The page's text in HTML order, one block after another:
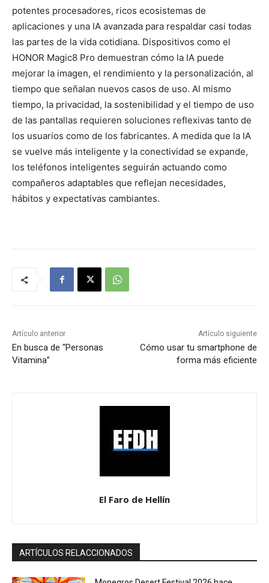
potentes procesadores, ricos ecosistemas de
aplicaciones y una IA avanzada para respaldar casi todas
las partes de la vida cotidiana. Dispositivos como el
HONOR Magic8 Pro demuestran cómo la IA puede
mejorar la imagen, el rendimiento y la personalización, al
tiempo que señalan nuevos casos de uso. Al mismo
tiempo, la privacidad, la sostenibilidad y el tiempo de uso
de las pantallas requieren soluciones reflexivas tanto de
los usuarios como de los fabricantes. A medida que la IA
se vuelve más inteligente y la conectividad se expande,
los teléfonos inteligentes seguirán actuando como
compañeros adaptables que reflejan necesidades,
hábitos y expectativas cambiantes.
Artículo anterior
En busca de “Personas
Vitamina”
Artículo siguiente
Cómo usar tu smartphone de
forma más eficiente
El Faro de Hellín
ARTÍCULOS RELACCIONADOS